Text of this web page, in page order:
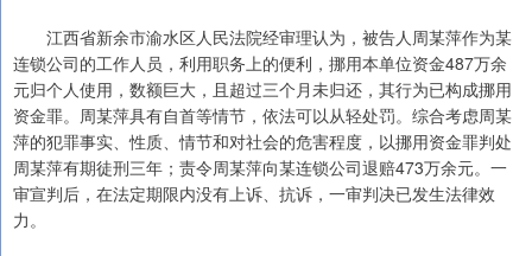
江西省新余市渝水区人民法院经审理认为，被告人周某萍作为某
连锁公司的工作人员，利用职务上的便利，挪用本单位资金487万余
元归个人使用，数额巨大，且超过三个月未归还，其行为已构成挪用
资金罪。周某萍具有自首等情节，依法可以从轻处罚。综合考虑周某
萍的犯罪事实、性质、情节和对社会的危害程度，以挪用资金罪判处
周某萍有期徒刑三年；责令周某萍向某连锁公司退赔473万余元。一
审宣判后，在法定期限内没有上诉、抗诉，一审判决已发生法律效
力。